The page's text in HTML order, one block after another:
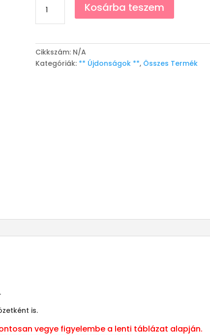
Molett
Tunika
Sötétkék,
Piros
Necc
Kosárba teszem
Cikkszám: N/A
Kategóriák: ** Újdonságok **, Összes Termék
is.
vegye figyelembe a lenti táblázat alapján.